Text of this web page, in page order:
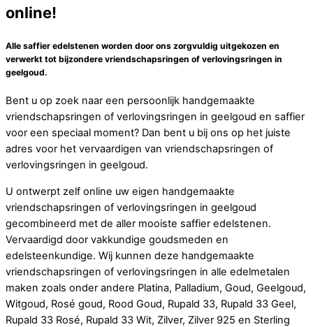
online!
Alle saffier edelstenen worden door ons zorgvuldig uitgekozen en
verwerkt tot bijzondere vriendschapsringen of verlovingsringen in
geelgoud.
Bent u op zoek naar een persoonlijk handgemaakte
vriendschapsringen of verlovingsringen in geelgoud en saffier
voor een speciaal moment? Dan bent u bij ons op het juiste
adres voor het vervaardigen van vriendschapsringen of
verlovingsringen in geelgoud.
U ontwerpt zelf online uw eigen handgemaakte
vriendschapsringen of verlovingsringen in geelgoud
gecombineerd met de aller mooiste saffier edelstenen.
Vervaardigd door vakkundige goudsmeden en
edelsteenkundige. Wij kunnen deze handgemaakte
vriendschapsringen of verlovingsringen in alle edelmetalen
maken zoals onder andere Platina, Palladium, Goud, Geelgoud,
Witgoud, Rosé goud, Rood Goud, Rupald 33, Rupald 33 Geel,
Rupald 33 Rosé, Rupald 33 Wit, Zilver, Zilver 925 en Sterling